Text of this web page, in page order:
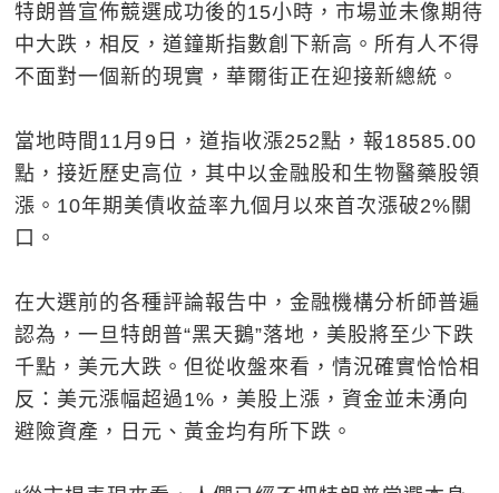
特朗普宣佈競選成功後的15小時，市場並未像期待
中大跌，相反，道鐘斯指數創下新高。所有人不得
不面對一個新的現實，華爾街正在迎接新總統。
當地時間11月9日，道指收漲252點，報18585.00
點，接近歷史高位，其中以金融股和生物醫藥股領
漲。10年期美債收益率九個月以來首次漲破2%關
口。
在大選前的各種評論報告中，金融機構分析師普遍
認為，一旦特朗普“黑天鵝”落地，美股將至少下跌
千點，美元大跌。但從收盤來看，情況確實恰恰相
反：美元漲幅超過1%，美股上漲，資金並未湧向
避險資產，日元、黃金均有所下跌。